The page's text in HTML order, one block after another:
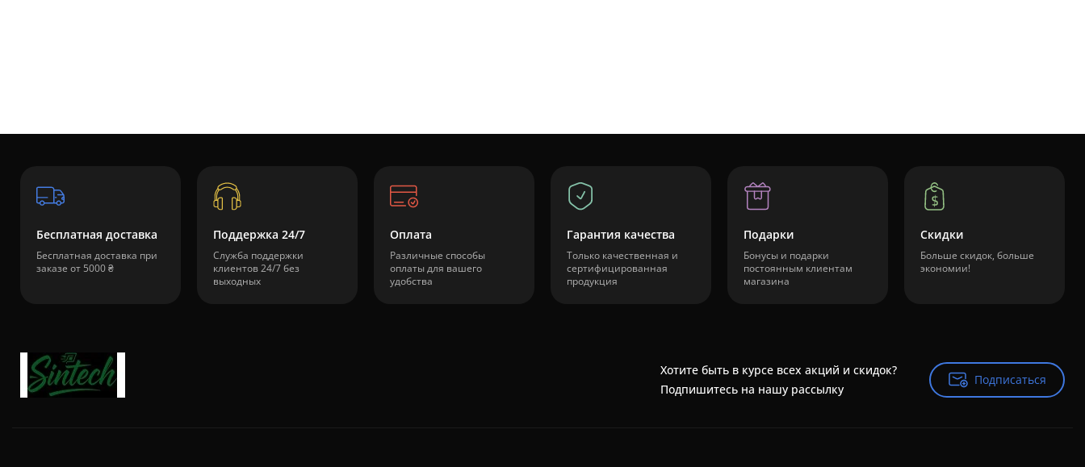
Бесплатная доставка
Бесплатная доставка при
заказе от 5000 ₴
Поддержка 24/7
Служба поддержки
клиентов 24/7 без
выходных
Оплата
Различные способы
оплаты для вашего
удобства
Гарантия качества
Только качественная и
сертифицированная
продукция
Подарки
Бонусы и подарки
постоянным клиентам
магазина
Скидки
Больше скидок, больше
экономии!
Хотите быть в курсе всех акций и скидок?
Подпишитесь на нашу рассылку
Подписаться
Подписаться